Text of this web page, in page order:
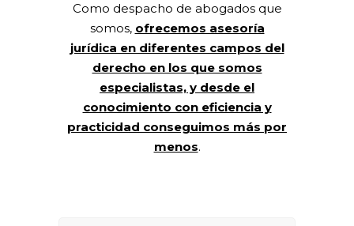
Como despacho de abogados que
somos, ofrecemos asesoría
jurídica en diferentes campos del
derecho en los que somos
especialistas, y desde el
conocimiento con eficiencia y
practicidad conseguimos más por
menos.